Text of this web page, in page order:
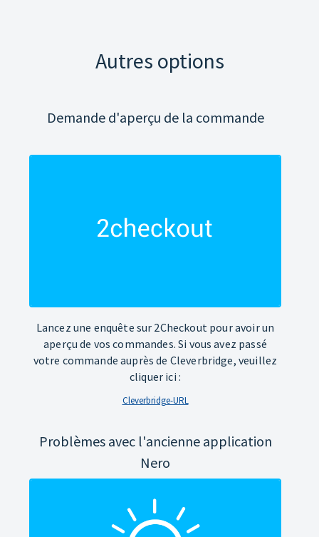
Autres options
Demande d'aperçu de la commande
Lancez une enquête sur 2Checkout pour avoir un
aperçu de vos commandes. Si vous avez passé
votre commande auprès de Cleverbridge, veuillez
cliquer ici :
Cleverbridge-URL
Problèmes avec l'ancienne application
Nero